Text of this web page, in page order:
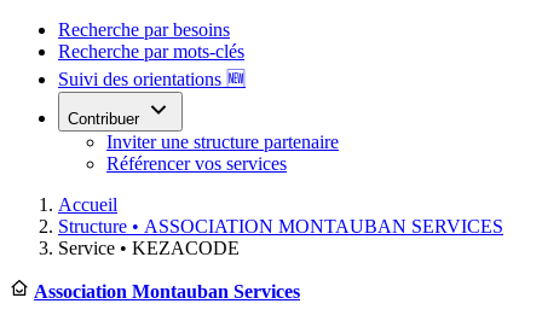
Recherche par besoins
Recherche par mots-clés
Suivi des orientations 🆕
Contribuer
Inviter une structure partenaire
Référencer vos services
Accueil
Structure • ASSOCIATION MONTAUBAN SERVICES
Service • KEZACODE
Association Montauban Services